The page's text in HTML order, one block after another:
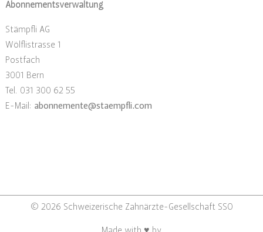
Abonnementsverwaltung
Stämpfli AG
Wölflistrasse 1
Postfach
3001 Bern
Tel. 031 300 62 55
E-Mail: abonnemente@staempfli.com
© 2026 Schweizerische Zahnärzte-Gesellschaft SSO